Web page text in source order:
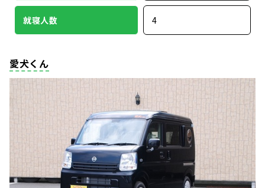
就寝人数 4
愛犬くん